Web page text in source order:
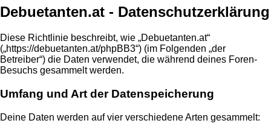
Debuetanten.at - Datenschutzerklärung
Diese Richtlinie beschreibt, wie „Debuetanten.at“
(„https://debuetanten.at/phpBB3“) (im Folgenden „der
Betreiber“) die Daten verwendet, die während deines Foren-
Besuchs gesammelt werden.
Umfang und Art der Datenspeicherung
Deine Daten werden auf vier verschiedene Arten gesammelt: